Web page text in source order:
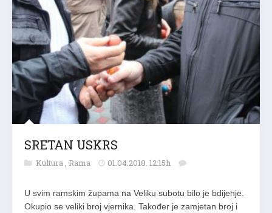
SRETAN USKRS
Kultura , Rama 01.04.2018. 12:15h
U svim ramskim župama na Veliku subotu bilo je bdijenje.
Okupio se veliki broj vjernika. Također je zamjetan broj i